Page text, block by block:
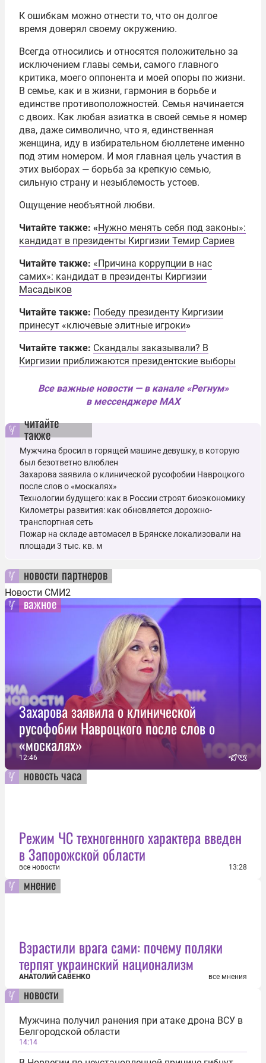
К ошибкам можно отнести то, что он долгое
время доверял своему окружению.
Всегда относились и относятся положительно за
исключением главы семьи, самого главного
критика, моего оппонента и моей опоры по жизни.
В семье, как и в жизни, гармония в борьбе и
единстве противоположностей. Семья начинается
с двоих. Как любая азиатка в своей семье я номер
два, даже символично, что я, единственная
женщина, иду в избирательном бюллетене именно
под этим номером. И моя главная цель участия в
этих выборах — борьба за крепкую семью,
сильную страну и незыблемость устоев.
Ощущение необъятной любви.
Читайте также: «Нужно менять себя под законы»:
кандидат в президенты Киргизии Темир Сариев
Читайте также: «Причина коррупции в нас
самих»: кандидат в президенты Киргизии
Масадыков
Читайте также: Победу президенту Киргизии
принесут «ключевые элитные игроки»
Читайте также: Скандалы заказывали? В
Киргизии приближаются президентские выборы
Все важные новости — в канале «Регнум»
в мессенджере MAX
читайте
также
Мужчина бросил в горящей машине девушку, в которую
был безответно влюблен
Захарова заявила о клинической русофобии Навроцкого
после слов о «москалях»
Технологии будущего: как в России строят биоэкономику
Километры развития: как обновляется дорожно-
транспортная сеть
Пожар на складе автомасел в Брянске локализовали на
площади 3 тыс. кв. м
новости партнеров
Новости СМИ2
важное
Захарова заявила о клинической
русофобии Навроцкого после слов о
«москалях»
12:46
новость часа
Режим ЧС техногенного характера введен
в Запорожской области
все новости 13:28
мнение
Взрастили врага сами: почему поляки
терпят украинский национализм
АНАТОЛИЙ САВЕНКО все мнения
новости
Мужчина получил ранения при атаке дрона ВСУ в
Белгородской области
14:14